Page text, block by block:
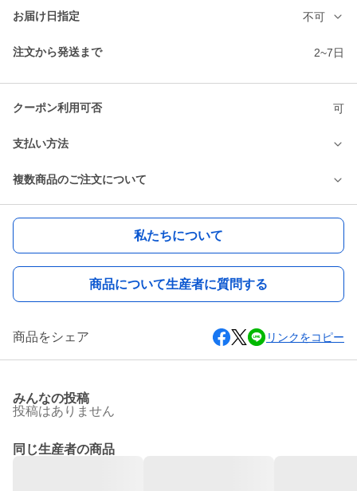
お届け日指定 不可
注文から発送まで 2~7日
クーポン利用可否 可
支払い方法
複数商品のご注文について
私たちについて
商品について生産者に質問する
商品をシェア リンクをコピー
みんなの投稿
投稿はありません
同じ生産者の商品